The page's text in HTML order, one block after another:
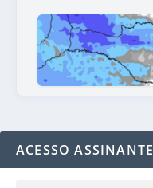
ACESSO ASSINANTE